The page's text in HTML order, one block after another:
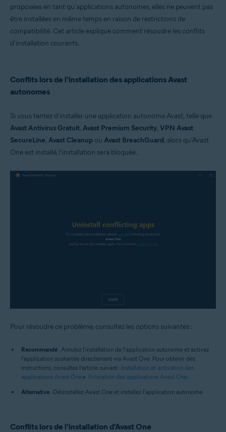
proposées en tant qu'applications autonomes, elles ne peuvent pas
être installées en même temps en raison de restrictions de
compatibilité. Cet article explique comment résoudre les conflits
d'installation courants.
Conflits lors de l'installation des applications Avast
autonomes
Si vous tentez d'installer une application autonome Avast, telle que
Avast Antivirus Gratuit, Avast Premium Security, VPN Avast
SecureLine, Avast Cleanup ou Avast BreachGuard, alors qu'Avast
One est installé, l'installation sera bloquée.
Pour résoudre ce problème, consultez les options suivantes :
Recommandé : Annulez l'installation de l'application autonome et activez
l'application souhaitée directement via Avast One. Pour obtenir des
instructions, consultez l’article suivant : Installation et activation des
applications Avast One ▸ Activation des applications Avast One
Alternative : Désinstallez Avast One et installez l'application autonome.
Conflits lors de l'installation d'Avast One